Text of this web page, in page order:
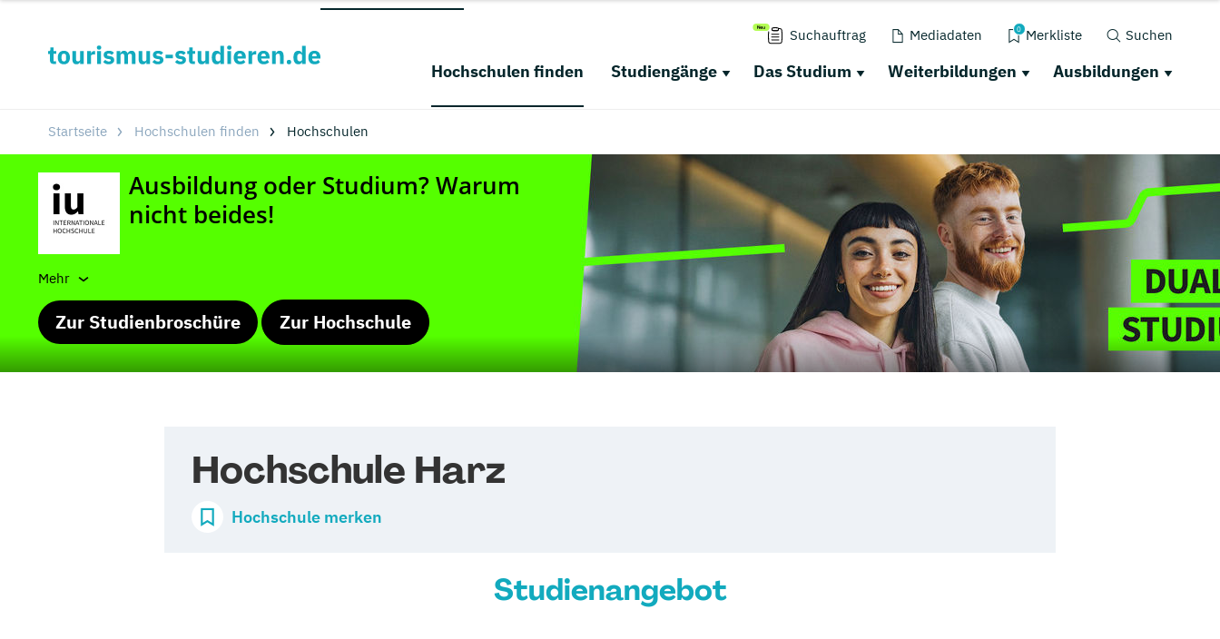
Suchauftrag Mediadaten 0 Merkliste Suchen
Hochschulen finden Studiengänge Das Studium Weiterbildungen Ausbildungen
Startseite Hochschulen finden Hochschulen
Mehr
Zur Studienbroschüre Zur Hochschule
Hochschule Harz
Hochschule merken
Studienangebot